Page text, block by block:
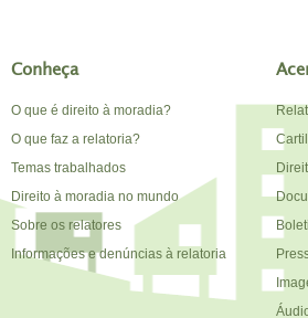
Conheça
O que é direito à moradia?
O que faz a relatoria?
Temas trabalhados
Direito à moradia no mundo
Sobre os relatores
Informações e denúncias à relatoria